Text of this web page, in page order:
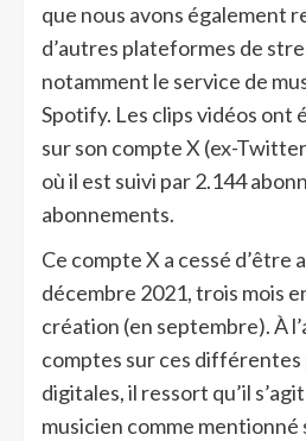
que nous avons également
d’autres plateformes de
notamment le service de
Spotify. Les clips vidéos ont
sur son compte X (ex-
où il est suivi par 2.144
abonnements.
Ce compte X a cessé d’être
décembre 2021, trois mois
création (en septembre). À
comptes sur ces
digitales, il ressort qu’il
musicien comme mentionné